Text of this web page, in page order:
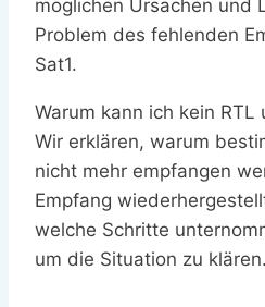
möglichen Ursachen und
Problem des fehlenden
Sat1.
Warum kann ich kein RTL
Wir erklären, warum
nicht mehr empfangen
Empfang
welche Schritte
um die Situation zu klären.